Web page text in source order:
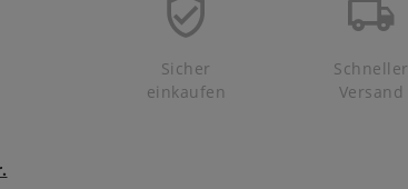
Sicher
einkaufen
Schneller
Versand